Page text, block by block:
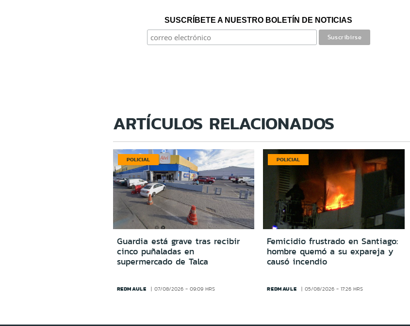
SUSCRÍBETE A NUESTRO BOLETÍN DE NOTICIAS
ARTÍCULOS RELACIONADOS
POLICIAL
Guardia está grave tras recibir
cinco puñaladas en
supermercado de Talca
REDMAULE 07/08/2026 - 09:09 HRS
POLICIAL
Femicidio frustrado en Santiago:
hombre quemó a su expareja y
causó incendio
REDMAULE 05/08/2026 - 17:26 HRS